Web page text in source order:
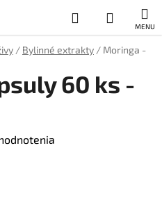
Hľadať
KOŠÍK
/ Bylinné extrakty / Moringa -
60 ks -